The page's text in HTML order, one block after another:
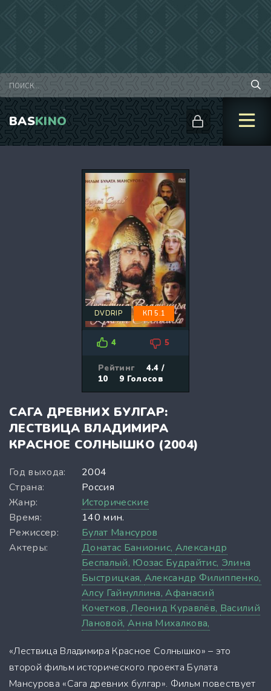
BASKINO
DVDRIP КП 5.1
4 5
Рейтинг
4.4 /
10
9 Голосов
САГА ДРЕВНИХ БУЛГАР:
ЛЕСТВИЦА ВЛАДИМИРА
КРАСНОЕ СОЛНЫШКО (2004)
Год выхода:
2004
Страна:
Россия
Жанр:
Исторические
Время:
140 мин.
Режиссер:
Булат Мансуров
Актеры:
Донатас Банионис, Александр
Беспалый, Юозас Будрайтис, Элина
Быстрицкая, Александр Филиппенко,
Алсу Гайнуллина,Афанасий
Кочетков,Леонид Куравлёв, Василий
Лановой, Анна Михалкова,
«Лествица Владимира Красное Солнышко» – это
второй фильм исторического проекта Булата
Мансурова «Сага древних булгар». Фильм повествует